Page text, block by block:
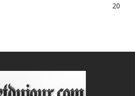
20